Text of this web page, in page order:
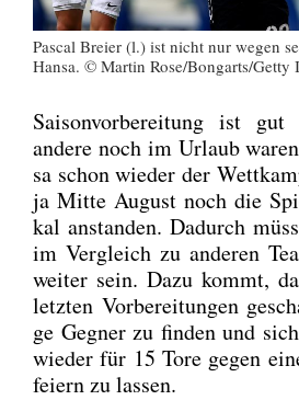
Pas­cal Brei­er (l.) ist nicht nur wegen
Han­sa. © Mar­tin Rose/Bongarts/Getty
Sai­son­vor­be­rei­tung ist gut
ande­re noch im Urlaub
sa schon wie­der der
ja Mit­te August noch die
kal anstan­den. Dadurch
im Ver­gleich zu ande­ren
wei­ter sein. Dazu kommt,
letz­ten Vor­be­rei­tun­gen
ge Geg­ner zu fin­den und
wie­der für 15 Tore gegen
fei­ern zu las­sen.